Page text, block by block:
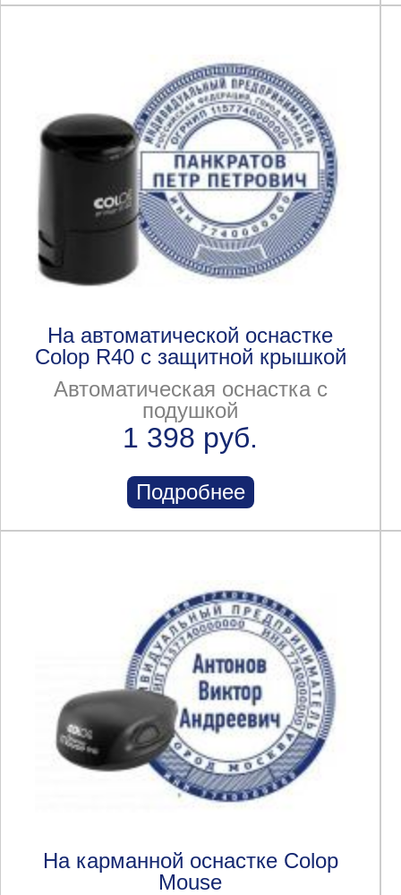
На автоматической оснастке
Colop R40 с защитной крышкой
Автоматическая оснастка с
подушкой
1 398 руб.
Подробнее
На карманной оснастке Colop
Mouse